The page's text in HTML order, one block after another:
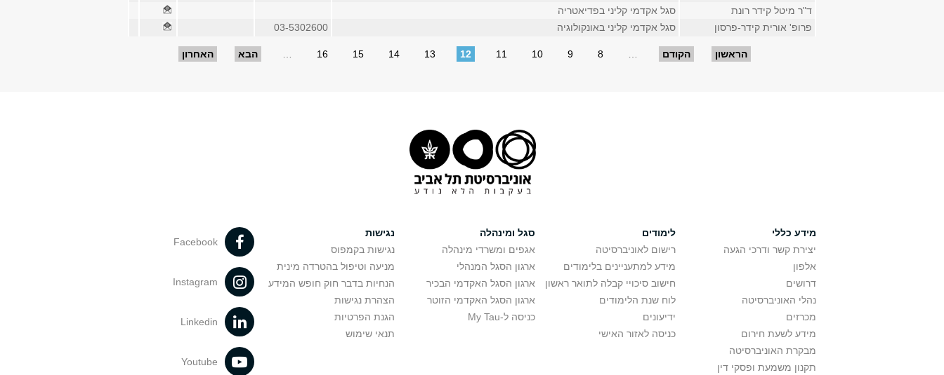
ד"ר מיטל קידר רונת
סגל אקדמי קליני בפדיאטריה
פרופ' אורית קידר-פרסון
סגל אקדמי קליני באונקולוגיה 03-5302600
הראשון הקודם 8
9
10
11
12
13
14
15
16 הבא האחרון
מידע כללי
יצירת קשר ודרכי הגעה
אלפון
דרושים
נהלי האוניברסיטה
מכרזים
מידע לשעת חירום
מבקרת האוניברסיטה
תקנון משמעת ופסקי דין
לימודים
רישום לאוניברסיטה
מידע למתעניינים בלימודים
חישוב סיכויי קבלה לתואר ראשון
לוח שנת הלימודים
ידיעונים
כניסה לאזור האישי
סגל ומינהלה
אגפים ומשרדי מינהלה
ארגון הסגל המנהלי
ארגון הסגל האקדמי הבכיר
ארגון הסגל האקדמי הזוטר
כניסה ל-My Tau
נגישות
נגישות בקמפוס
מניעה וטיפול בהטרדה מינית
הנחיות בדבר חוק חופש המידע
הצהרת נגישות
הגנת הפרטיות
תנאי שימוש
Facebook
Instagram
Linkedin
Youtube